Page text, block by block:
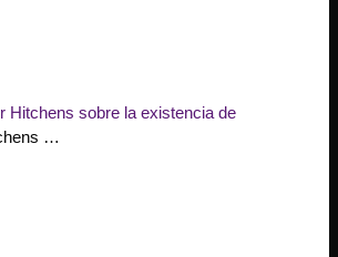
Hitchens sobre la existencia de
…